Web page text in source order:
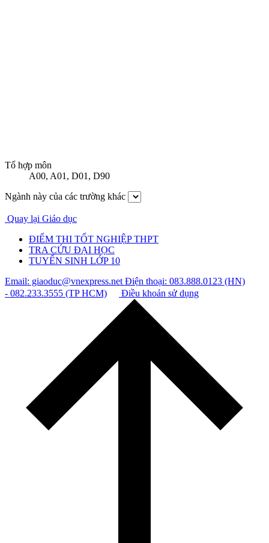
Tổ hợp môn
A00, A01, D01, D90
Ngành này của các trường khác
Quay lại Giáo dục
ĐIỂM THI TỐT NGHIỆP THPT
TRA CỨU ĐẠI HỌC
TUYỂN SINH LỚP 10
Email: giaoduc@vnexpress.netĐiện thoại: 083.888.0123 (HN)
- 082.233.3555 (TP HCM)
Điều khoản sử dụng